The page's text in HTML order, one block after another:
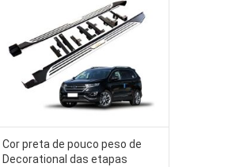
Cor preta de pouco peso de
Decorational das etapas